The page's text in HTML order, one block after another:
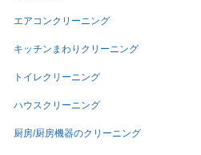
エアコンクリーニング
キッチンまわりクリーニング
トイレクリーニング
ハウスクリーニング
厨房/厨房機器のクリーニング